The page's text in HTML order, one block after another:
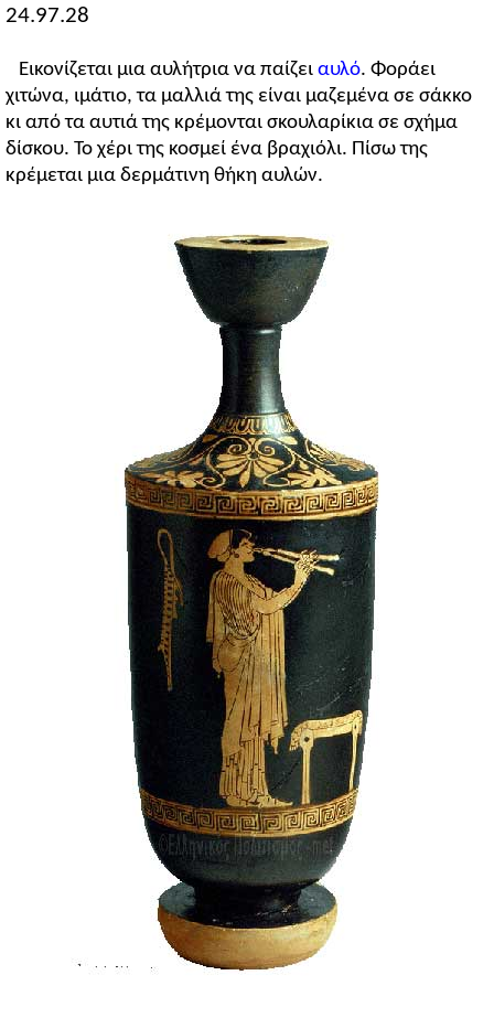
24.97.28
Εικονίζεται μια αυλήτρια να παίζει αυλό. Φοράει
χιτώνα, ιμάτιο, τα μαλλιά της είναι μαζεμένα σε σάκκο
κι από τα αυτιά της κρέμονται σκουλαρίκια σε σχήμα
δίσκου. Το χέρι της κοσμεί ένα βραχιόλι. Πίσω της
κρέμεται μια δερμάτινη θήκη αυλών.